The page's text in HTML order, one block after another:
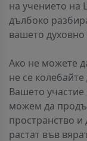
на учението на
дълбоко
вашето духовно
Ако не можете
не се
Вашето участие
можем да
пространство
растат във